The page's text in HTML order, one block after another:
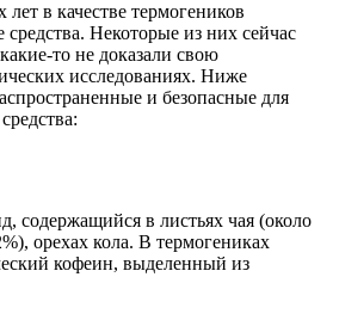
в качестве термогеников
средства. Некоторые из них сейчас
то не доказали свою
исследованиях. Ниже
и безопасные для
содержащийся в листьях чая (около
орехах кола. В термогениках
кофеин, выделенный из